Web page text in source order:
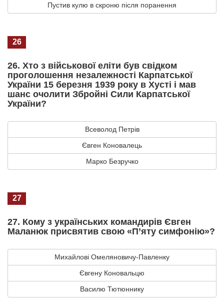
Пустив кулю в скроню після поранення
26
26. Хто з військової еліти був свідком
проголошення незалежності Карпатської
України 15 березня 1939 року в Хусті і мав
шанс очолити Збройні Сили Карпатської
України?
Всеволод Петрів
Євген Коновалець
Марко Безручко
27
27. Кому з українських командирів Євген
Маланюк присвятив свою «П’яту симфонію»?
Михайлові Омеляновичу-Павленку
Євгену Коновальцю
Василю Тютюннику